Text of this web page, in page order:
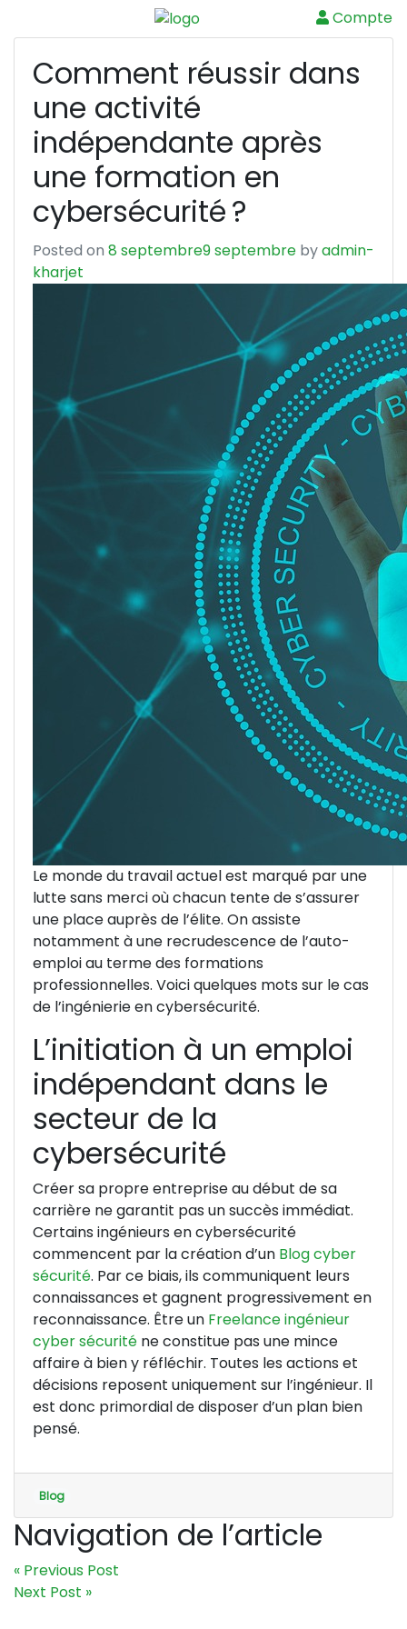
Compte
Comment réussir dans
une activité
indépendante après
une formation en
cybersécurité ?
Posted on 8 septembre9 septembre byadmin-
kharjet
Le monde du travail actuel est marqué par une
lutte sans merci où chacun tente de s’assurer
une place auprès de l’élite. On assiste
notamment à une recrudescence de l’auto-
emploi au terme des formations
professionnelles. Voici quelques mots sur le cas
de l’ingénierie en cybersécurité.
L’initiation à un emploi
indépendant dans le
secteur de la
cybersécurité
Créer sa propre entreprise au début de sa
carrière ne garantit pas un succès immédiat.
Certains ingénieurs en cybersécurité
commencent par la création d’un Blog cyber
sécurité. Par ce biais, ils communiquent leurs
connaissances et gagnent progressivement en
reconnaissance. Être un Freelance ingénieur
cyber sécurité ne constitue pas une mince
affaire à bien y réfléchir. Toutes les actions et
décisions reposent uniquement sur l’ingénieur. Il
est donc primordial de disposer d’un plan bien
pensé.
Blog
Navigation de l’article
« Previous Post
Next Post »